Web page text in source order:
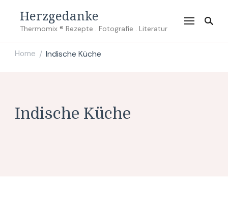
Herzgedanke
Thermomix ® Rezepte . Fotografie . Literatur
Home / Indische Küche
Indische Küche